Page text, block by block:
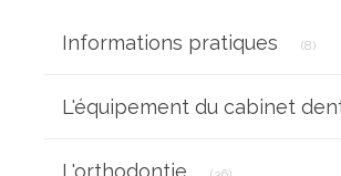
Informations pratiques (8)
L'équipement du cabinet
L'orthodontie